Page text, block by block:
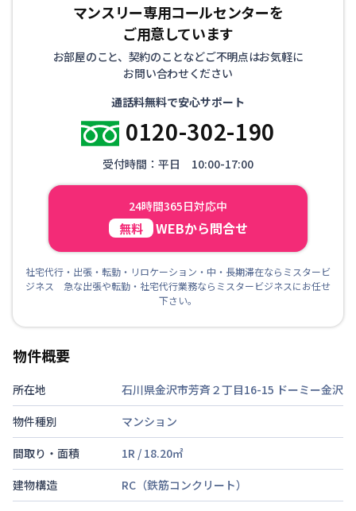
マンスリー専用コールセンターを
ご用意しています
お部屋のこと、契約のことなどご不明点はお気軽に
お問い合わせください
通話料無料で安心サポート
0120-302-190
受付時間：平日 10:00-17:00
24時間365日対応中
無料 WEBから問合せ
社宅代行・出張・転勤・リロケーション・中・長期滞在ならミスタービ
ジネス 急な出張や転勤・社宅代行業務ならミスタービジネスにお任せ
下さい。
物件概要
所在地 石川県金沢市芳斉２丁目16-15 ドーミー金沢
物件種別
マンション
間取り・面積
1R / 18.20㎡
建物構造
RC（鉄筋コンクリート）